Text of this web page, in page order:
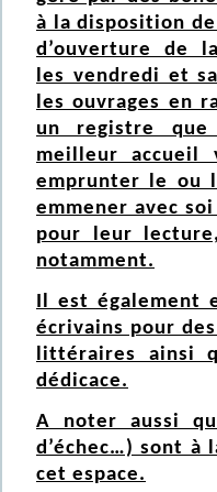
à la disposition
d’ouverture de
les vendredi et
les ouvrages en
un registre que
meilleur accueil
emprunter le ou
emmener avec
pour leur
notamment.
Il est également
écrivains pour
littéraires ainsi
dédicace.
A noter aussi
d’échec…) sont à
cet espace.